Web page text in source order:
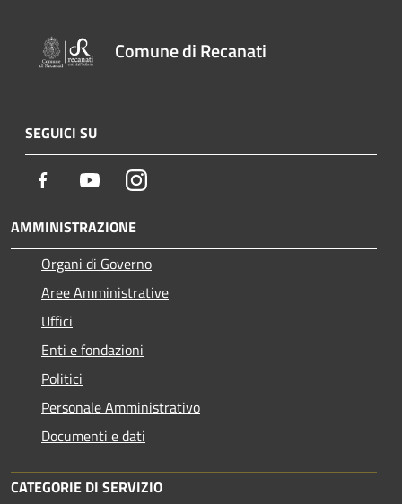
Comune di Recanati
SEGUICI SU
Facebook YoutubeInstagram
AMMINISTRAZIONE
Organi di Governo
Aree Amministrative
Uffici
Enti e fondazioni
Politici
Personale Amministrativo
Documenti e dati
CATEGORIE DI SERVIZIO